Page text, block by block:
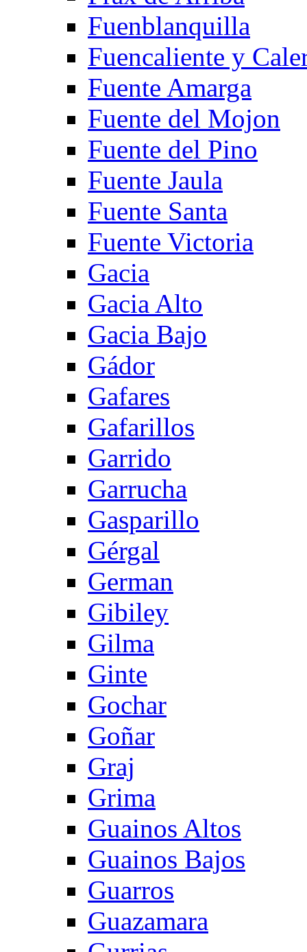
Fuenblanquilla
Fuencaliente y
Fuente Amarga
Fuente del Mojon
Fuente del Pino
Fuente Jaula
Fuente Santa
Fuente Victoria
Gacia
Gacia Alto
Gacia Bajo
Gádor
Gafares
Gafarillos
Garrido
Garrucha
Gasparillo
Gérgal
German
Gibiley
Gilma
Ginte
Gochar
Goñar
Graj
Grima
Guainos Altos
Guainos Bajos
Guarros
Guazamara